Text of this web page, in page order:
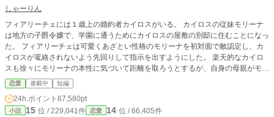
しゃーりん
フィアリーチェには１歳上の婚約者カイロスがいる。 カイロスの従妹モリーナ
は地方の子爵令嬢で、学園に通うためにカイロスの屋敷の別邸に住むことになっ
た。 フィアリーチェは可愛くあざとい性格のモリーナを初対面で敵認定し、カ
イロスが篭絡されないよう先回りして指示を出すようにした。 楽天的なカイロ
スも徐々にモリーナの本性に気づいて距離を取ろうとするが、自身の母親がモリ
ーナを可愛がっており、避けることはできない。 一方、モリーナも最初からカ
イロスの愛人狙いなわけではなく、可愛さと無知さで人目を集めるが、王都で生
まれ育った男の反応は悪い。 フィアリーチェが目を光らせていることからカイ
ロスの愛人になるのも難しいモリーナは、あるパーティーでやらかしてしまうの
恋愛 連載中 短編
24h.ポイント 67,580pt
小説 15 位 / 229,041件 恋愛 14 位 / 66,405件